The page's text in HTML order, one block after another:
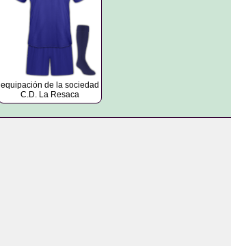
equipación de la sociedad
C.D. La Resaca